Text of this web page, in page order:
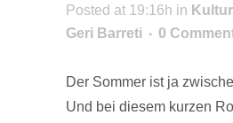
Posted at 19:16h in Kultur
Geri Barreti
0
Der Sommer ist ja
Und bei diesem kurzen